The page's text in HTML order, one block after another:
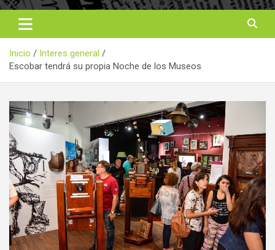
Informe 21
Noticas reales
Inicio
Interes general
Escobar tendrá su propia Noche de los Museos